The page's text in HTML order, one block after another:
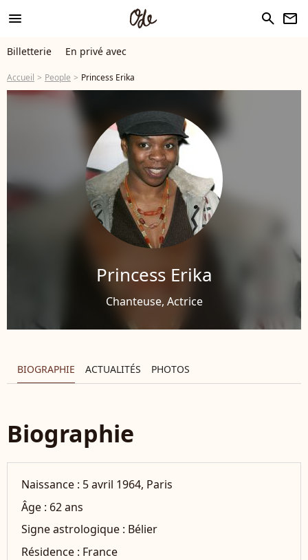
menu search newsletter
Billetterie En privé avec
Accueil People Princess Erika
Princess Erika
Chanteuse, Actrice
BIOGRAPHIE ACTUALITÉS PHOTOS
Biographie
Naissance : 5 avril 1964, Paris
Âge : 62 ans
Signe astrologique : Bélier
Résidence : France